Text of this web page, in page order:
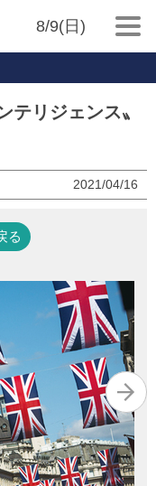
8/9(日)
テリジェンス〟
2021/04/16
る